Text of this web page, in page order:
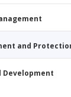
and
Development